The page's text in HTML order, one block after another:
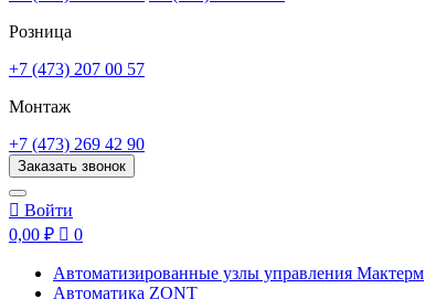
Розница
+7 (473) 207 00 57
Монтаж
+7 (473) 269 42 90
Заказать звонок
 Войти
0,00 ₽  0
Автоматизированные узлы управления Мактерм
Автоматика ZONT